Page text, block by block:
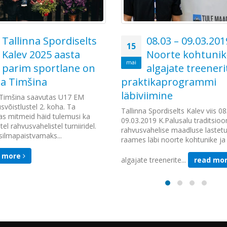
Tallinna Spordiselts
Kalev 2025 aasta
parim sportlane on
Timšina
saavutas U17 EM
2. koha. Ta
mitmeid häid tulemusi ka
rahvusvahelistel turniiridel.
15
mai
08.03 –
Noorte
algajate
praktikaprogrammi
läbiviimine
Tallinna Spordiselts Kalev viis
09.03.2019 K.Palusalu
rahvusvahelise maadluse
raames läbi noorte kohtunike ja
algajate treenerite... read